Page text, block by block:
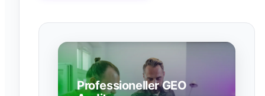
Professioneller GEO